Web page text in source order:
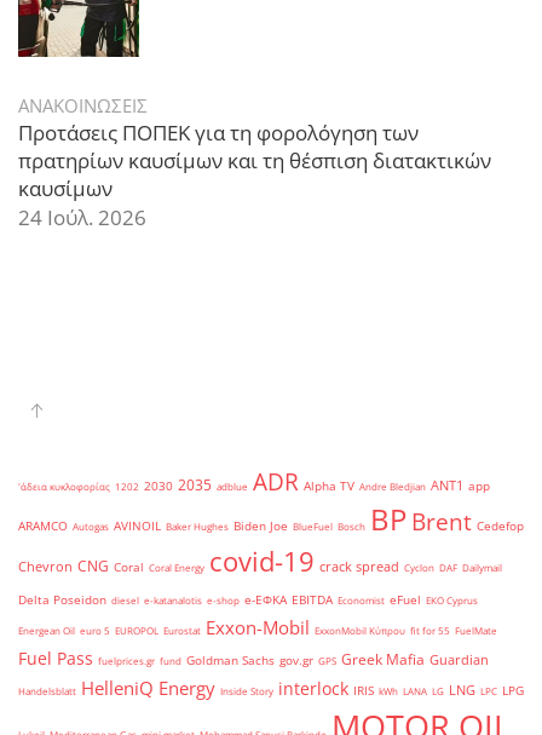
ΑΝΑΚΟΙΝΩΣΕΙΣ
Προτάσεις ΠΟΠΕΚ για τη φορολόγηση των
πρατηρίων καυσίμων και τη θέσπιση διατακτικών
καυσίμων
24 Ιούλ. 2026
'άδεια κυκλοφορίας 1202 2030 2035 adblue ADR Alpha TV Andre Bledjian ANT1 app
ARAMCO Autogas AVINOIL Baker Hughes Biden Joe BlueFuel Bosch BPBrent Cedefop
Chevron CNG Coral Coral Energy covid-19 crack spread Cyclon DAF Dailymail
Delta Poseidon diesel e-katanalotis e-shop e-ΕΦΚΑ EBITDA Economist eFuel EKO Cyprus
Energean Oil euro 5 EUROPOL Eurostat Exxon-Mobil ExxonMobil Κύπρου fit for 55 FuelMate
Fuel Pass fuelprices.gr fund Goldman Sachs gov.gr GPS Greek Mafia Guardian
Handelsblatt HelleniQ Energy Inside Story interlock IRIS kWh LANA LG LNG LPC LPG